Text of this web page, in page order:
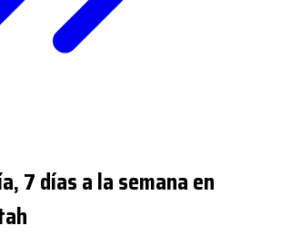
7 días a la semana en